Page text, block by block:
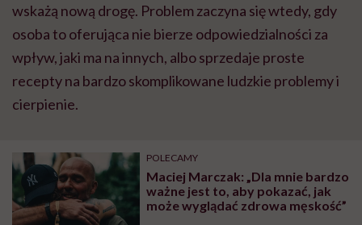
wskażą nową drogę. Problem zaczyna się wtedy, gdy
osoba to oferująca nie bierze odpowiedzialności za
wpływ, jaki ma na innych, albo sprzedaje proste
recepty na bardzo skomplikowane ludzkie problemy i
cierpienie.
POLECAMY
Maciej Marczak: „Dla mnie bardzo
ważne jest to, aby pokazać, jak
może wyglądać zdrowa męskość”